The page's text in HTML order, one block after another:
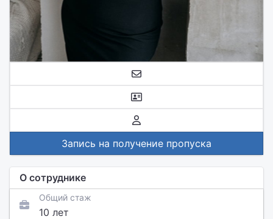
Запись на получение пропуска
О сотруднике
Общий стаж
10 лет